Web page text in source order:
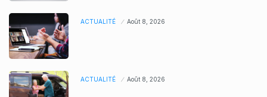
ACTUALITÉ Août 8, 2026
ACTUALITÉ Août 8, 2026